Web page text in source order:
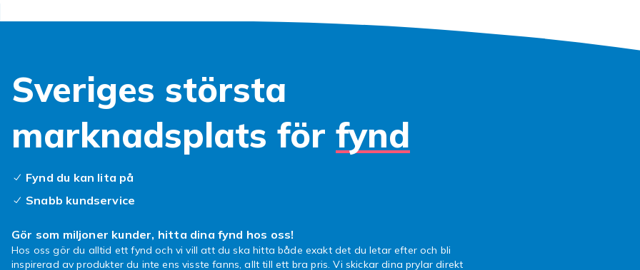
medan du har händerna fria för annat.
Inom vårt breda utbud av babysitters hittar du många olika modeller som
stilrena alternativ. Oavsett om du vill ha en babygunga med massor av
spännande funktioner och leksaker eller en enklare variant, så finns det
Ge ditt barn en mysig och trygg upplevelse med en babysitter från vårt
Sveriges största
marknadsplats för fynd
Fynd du kan lita på
Snabb kundservice
Gör som miljoner kunder, hitta dina fynd hos oss!
Hos oss gör du alltid ett fynd och vi vill att du ska hitta både exakt det du letar efter och bli
inspirerad av produkter du inte ens visste fanns, allt till ett bra pris. Vi skickar dina prylar direkt